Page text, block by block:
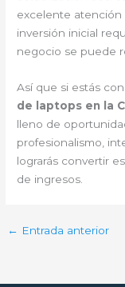
excelente atención
inversión inicial
negocio se puede
Así que si estás
de laptops en la
lleno de
profesionalismo,
lograrás convertir
de ingresos.
← Entrada anterior